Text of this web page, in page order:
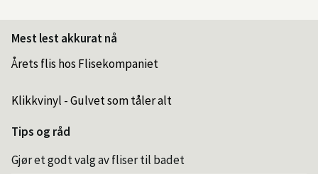
Mest lest akkurat nå
Årets flis hos Flisekompaniet
Klikkvinyl - Gulvet som tåler alt
Tips og råd
Gjør et godt valg av fliser til badet